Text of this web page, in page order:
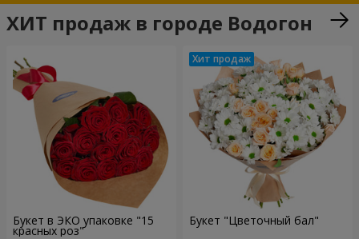
ХИТ продаж в городе Водогон
Букет в ЭКО упаковке "15
красных роз"
Букет "Цветочный бал"